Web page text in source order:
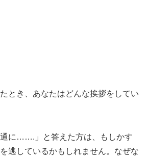
とき、あなたはどんな挨拶をしてい
に…….」と答えた方は、もしかす
逃しているかもしれません。なぜな